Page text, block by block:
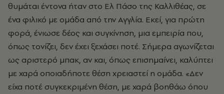
θυμάται έντονα ήταν στο Ελ Πάσο της Καλλιθέας, σε
ένα φιλικό με ομάδα από την Αγγλία. Εκεί, για πρώτη
φορά, ένιωσε δέος και συγκίνηση, μια εμπειρία που,
όπως τονίζει, δεν έχει ξεχάσει ποτέ. Σήμερα αγωνίζεται
ως αριστερό μπακ, αν και, όπως επισημαίνει, καλύπτει
με χαρά οποιαδήποτε θέση χρειαστεί η ομάδα. «Δεν
είχα ποτέ συγκεκριμένη θέση, με χαρά βοηθάω όπου